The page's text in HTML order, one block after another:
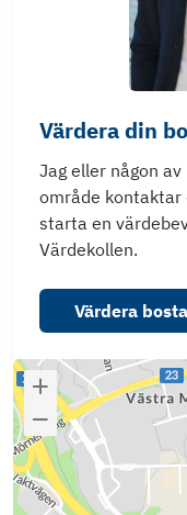
Värdera din
Jag eller någon
område kontaktar
starta en
Värdekollen.
Värdera